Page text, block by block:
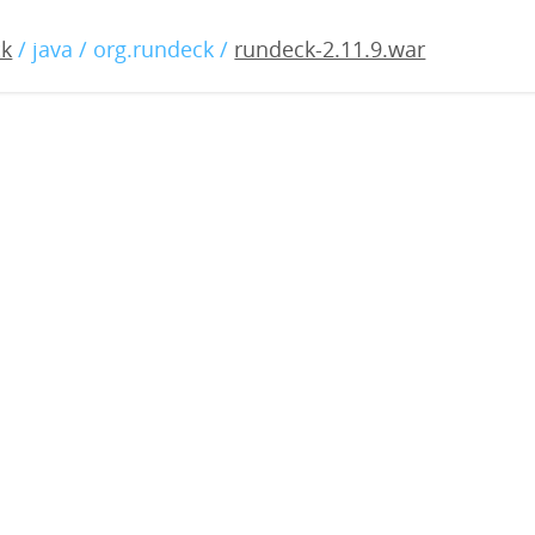
/ java / org.rundeck / rundeck-2.11.9.war